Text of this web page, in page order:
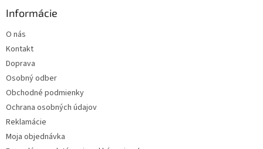
Informácie
O nás
Kontakt
Doprava
Osobný odber
Obchodné podmienky
Ochrana osobných údajov
Reklamácie
Moja objednávka